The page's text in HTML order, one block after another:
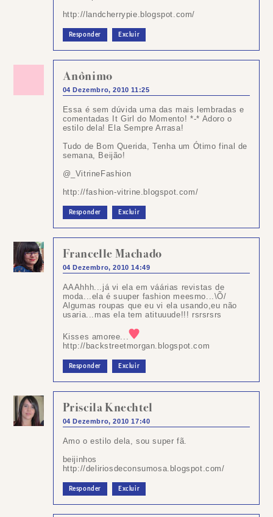
http://landcherrypie.blogspot.com/
Responder Excluir
Anônimo
04 Dezembro, 2010 11:25
Essa é sem dúvida uma das mais lembradas e
comentadas It Girl do Momento! *-* Adoro o
estilo dela! Ela Sempre Arrasa!
Tudo de Bom Querida, Tenha um Ótimo final de
semana, Beijão!
@_VitrineFashion
http://fashion-vitrine.blogspot.com/
Responder Excluir
Francelle Machado
04 Dezembro, 2010 14:49
AAAhhh...já vi ela em váárias revistas de
moda...ela é suuper fashion meesmo...\Õ/
Algumas roupas que eu vi ela usando,eu não
usaria...mas ela tem atituuude!!! rsrsrsrs
Kisses amoree...
http://backstreetmorgan.blogspot.com
Responder Excluir
Priscila Knechtel
04 Dezembro, 2010 17:40
Amo o estilo dela, sou super fã.
beijinhos
http://deliriosdeconsumosa.blogspot.com/
Responder Excluir